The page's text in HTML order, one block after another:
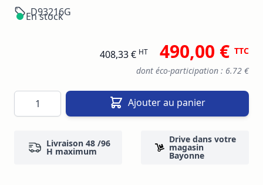
D93216G
En stock
408,33 € HT 490,00 € TTC
dont éco-participation : 6.72 €
Quantité Ajouter au panier
Livraison 48 /96
H maximum
Drive dans votre
magasin
Bayonne